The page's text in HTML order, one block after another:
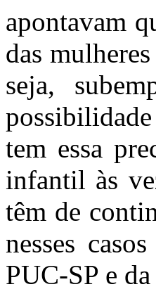
apontavam
das
seja,
tem essa
infantil às
têm de
nesses
PUC-SP e